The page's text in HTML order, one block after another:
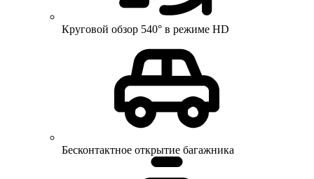
Круговой обзор 540° в режиме HD
Бесконтактное открытие багажника